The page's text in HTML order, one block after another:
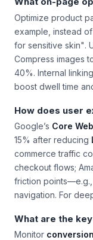
to capture local
What on-page
Optimize product
example, instead
for sensitive skin".
Compress images
boost dwell time
How does user
Google’sCore
15% after reducing
commerce traffic
checkout flows;
navigation. For